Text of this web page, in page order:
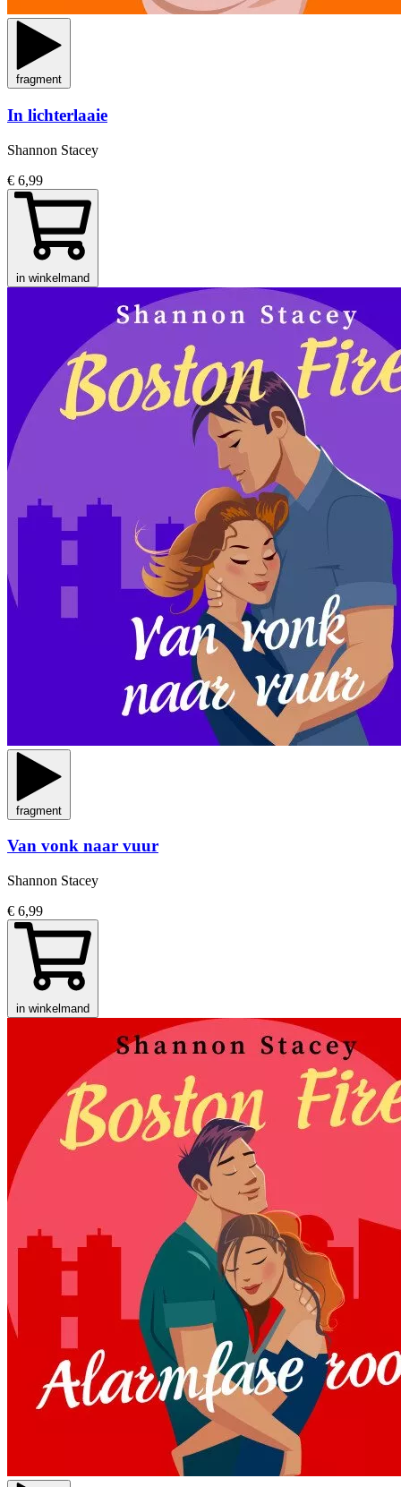
fragment
In lichterlaaie
Shannon Stacey
€ 6,99
in winkelmand
fragment
Van vonk naar vuur
Shannon Stacey
€ 6,99
in winkelmand